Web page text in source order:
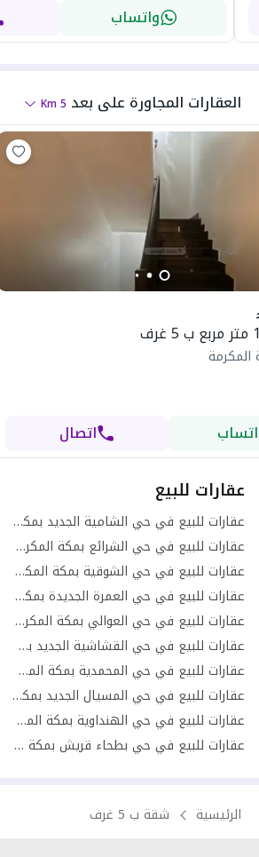
واتساب
العقارات المجاورة على بعد 5
Km
المكرمة
اتصال
عقارات للبيع
عقارات للبيع في حي الشامية الجديد بمكة المكرمة
عقارات للبيع في حي الشرائع بمكة المكرمة
عقارات للبيع في حي الشوقية بمكة المكرمة
عقارات للبيع في حي العمرة الجديدة بمكة المكرمة
عقارات للبيع في حي العوالي بمكة المكرمة
عقارات للبيع في حي القشاشية الجديد بمكة المكرمة
عقارات للبيع في حي المحمدية بمكة المكرمة
عقارات للبيع في حي المسيال الجديد بمكة المكرمة
عقارات للبيع في حي الهنداوية بمكة المكرمة
عقارات للبيع في حي بطحاء قريش بمكة المكرمة
الرئيسية شقة ب 5 غرف